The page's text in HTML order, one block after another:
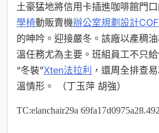
土豪猛地將信用卡插進咖啡館門
學椅動販賣機辦公室規劃設計
的呻吟。迎接嚴冬。該廠以產稠
溫任務尤為主要。班組員工不只
“冬裝”Xten法拉利 ，還周全排查
溫情形。 （丁玉萍 胡強）
TC:elanchair29a